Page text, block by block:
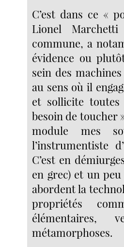
C’est dans ce «
Lionel
commune, a
évidence ou
sein des
au sens où il
et sollicite
besoin de toucher
module mes
l’instrumentiste
C’est en
en grec) et un
abordent la
propriétés
élémentaires,
métamorphoses.